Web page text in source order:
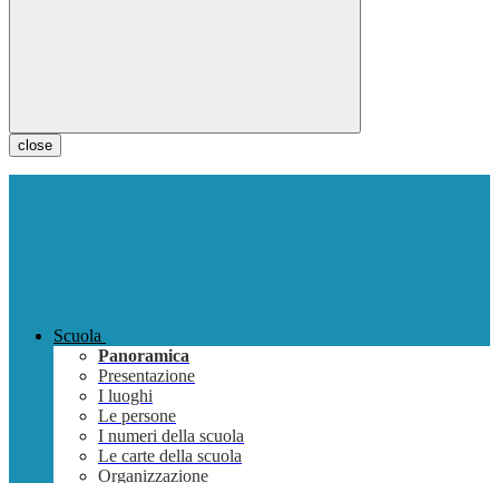
close
Scuola
Panoramica
Presentazione
I luoghi
Le persone
I numeri della scuola
Le carte della scuola
Organizzazione